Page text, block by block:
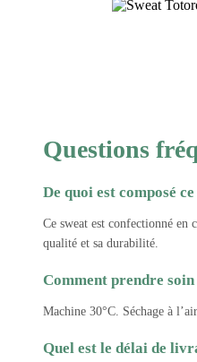
Questions
De quoi est composé
Ce sweat est confectionné en
qualité et sa durabilité.
Comment prendre soin
Machine 30°C. Séchage à
Quel est le délai de